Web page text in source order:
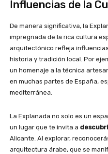
Influencias de la
De manera significativa, la
impregnada de la rica cultura
arquitectónico refleja
historia y tradición local. Por
un homenaje a la técnica
en muchas partes de España,
mediterránea.
La Explanada no solo es un
un lugar que te invita a
Alicante. Al explorar,
arquitectura árabe, que se